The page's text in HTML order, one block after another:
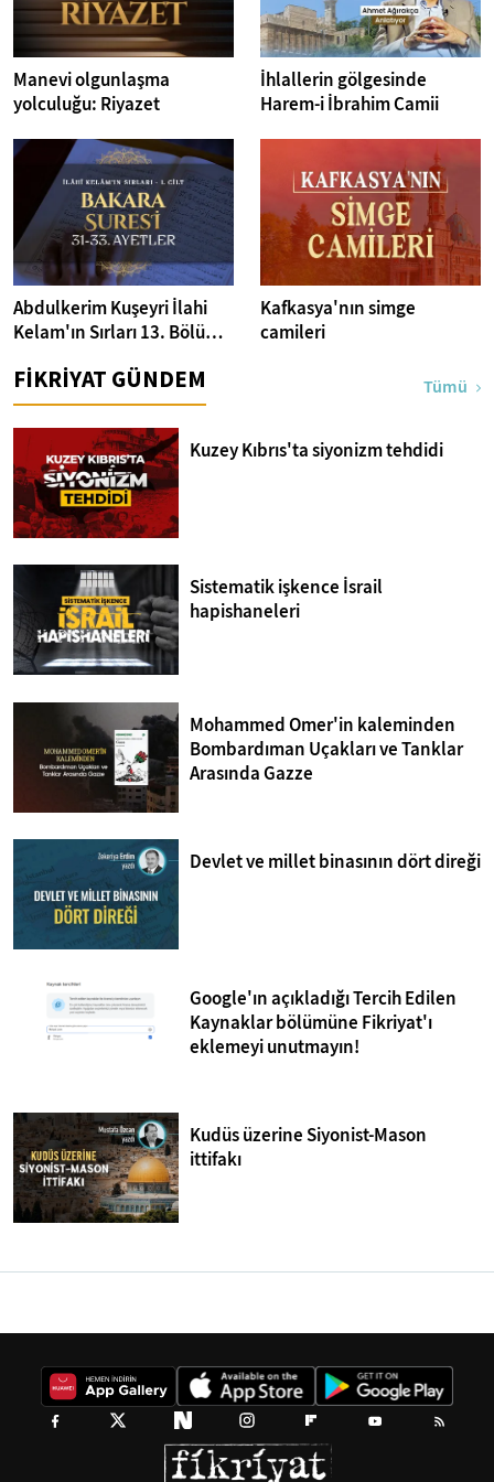
Manevi olgunlaşma
yolculuğu: Riyazet
İhlallerin gölgesinde
Harem-i İbrahim Camii
Abdulkerim Kuşeyri İlahi
Kelam'ın Sırları 13. Bölüm I
Ayetler Tefsiri
Kafkasya'nın simge
camileri
FİKRİYAT GÜNDEM Tümü
Kuzey Kıbrıs'ta siyonizm tehdidi
Sistematik işkence İsrail
hapishaneleri
Mohammed Omer'in kaleminden
Bombardıman Uçakları ve Tanklar
Arasında Gazze
Devlet ve millet binasının dört direği
Google'ın açıkladığı Tercih Edilen
Kaynaklar bölümüne Fikriyat'ı
eklemeyi unutmayın!
Kudüs üzerine Siyonist-Mason
ittifakı